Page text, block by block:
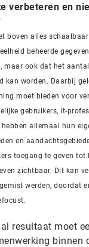
verbeteren en
boven alles
beheerde
maar ook dat het
kan worden. Daarbij
moet bieden voor
gebruikers, it-
allemaal hun
en
toegang te geven tot
zichtbaar. Dit kan
werden, doordat
resultaat moet
binnen